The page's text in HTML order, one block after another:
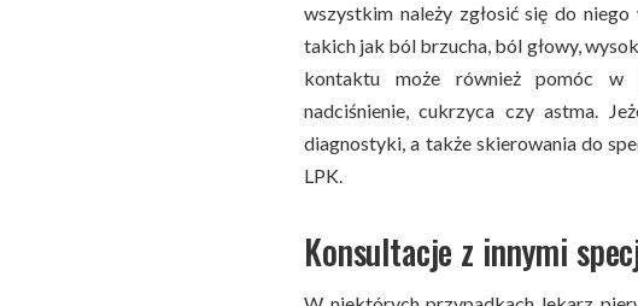
wszystkim należy zgłosić się do
takich jak ból brzucha, ból głowy,
kontaktu może również pomóc w
nadciśnienie, cukrzyca czy astma.
diagnostyki, a także skierowania do
LPK.
Konsultacje z innymi